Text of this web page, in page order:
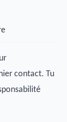
contact. Tu